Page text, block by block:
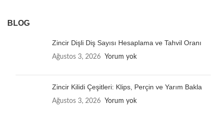
BLOG
Zincir Dişli Diş Sayısı Hesaplama ve Tahvil Oranı
Ağustos 3, 2026 Yorum yok
Zincir Kilidi Çeşitleri: Klips, Perçin ve Yarım Bakla
Ağustos 3, 2026 Yorum yok